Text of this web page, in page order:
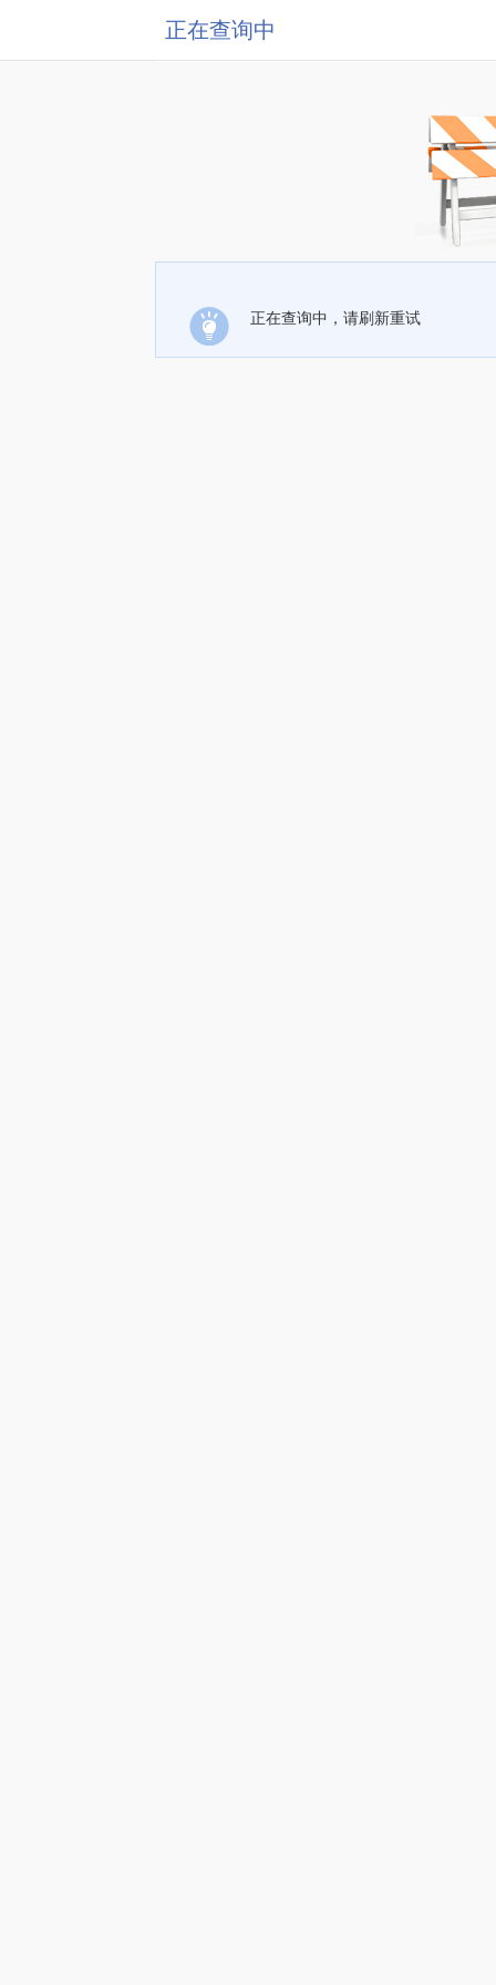
正在查询中
正在查询中，请刷新重试